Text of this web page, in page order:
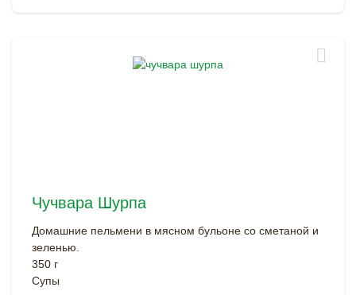
Чучвара Шурпа
Домашние пельмени в мясном бульоне со сметаной и
зеленью.
350 г
Супы